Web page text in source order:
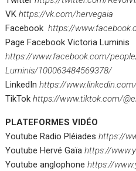
VKhttps://vk.com/hervegaia
Facebookhttps://
Page Facebook Victoria Luminis
https://www.facebook.com/
Luminis/100063484569378/
LinkedInhttps://
TikTokhttps://www.tiktok.com/
PLATEFORMES VIDÉO
Youtube Radio Pléiadeshttps://
Youtube Hervé Gaïahttps://
Youtube anglophonehttps://